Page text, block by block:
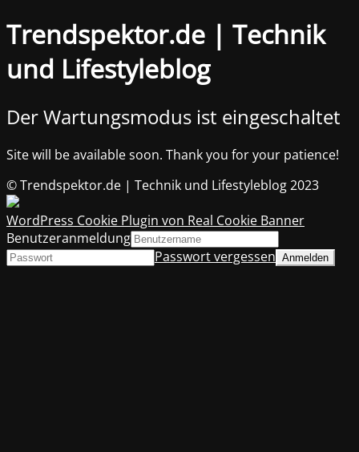
Trendspektor.de | Technik
und Lifestyleblog
Der Wartungsmodus ist eingeschaltet
Site will be available soon. Thank you for your patience!
© Trendspektor.de | Technik und Lifestyleblog 2023
WordPress Cookie Plugin von Real Cookie Banner
Benutzeranmeldung
Passwort vergessen